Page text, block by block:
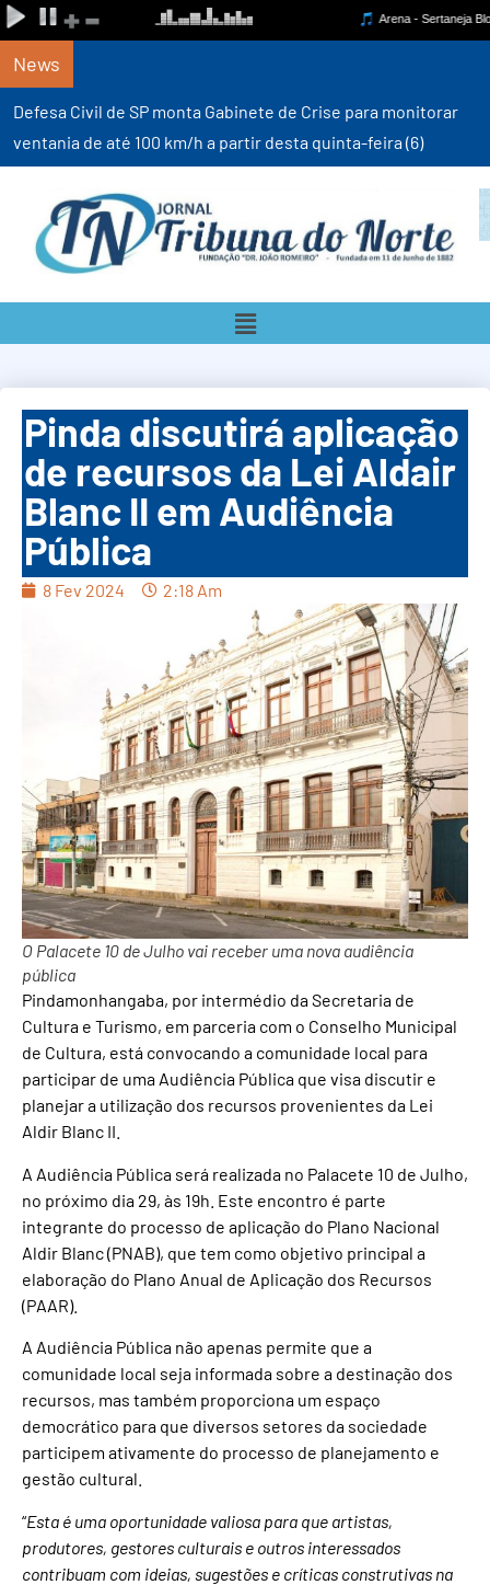
News
Defesa Civil de SP monta Gabinete de Crise para monitorar
ventania de até 100 km/h a partir desta quinta-feira (6)
Pinda discutirá aplicação
de recursos da Lei Aldair
Blanc II em Audiência
Pública
8 Fev 2024 2:18 Am
O Palacete 10 de Julho vai receber uma nova audiência
pública
Pindamonhangaba, por intermédio da Secretaria de
Cultura e Turismo, em parceria com o Conselho Municipal
de Cultura, está convocando a comunidade local para
participar de uma Audiência Pública que visa discutir e
planejar a utilização dos recursos provenientes da Lei
Aldir Blanc II.
A Audiência Pública será realizada no Palacete 10 de Julho,
no próximo dia 29, às 19h. Este encontro é parte
integrante do processo de aplicação do Plano Nacional
Aldir Blanc (PNAB), que tem como objetivo principal a
elaboração do Plano Anual de Aplicação dos Recursos
(PAAR).
A Audiência Pública não apenas permite que a
comunidade local seja informada sobre a destinação dos
recursos, mas também proporciona um espaço
democrático para que diversos setores da sociedade
participem ativamente do processo de planejamento e
gestão cultural.
“Esta é uma oportunidade valiosa para que artistas,
produtores, gestores culturais e outros interessados
contribuam com ideias, sugestões e críticas construtivas na